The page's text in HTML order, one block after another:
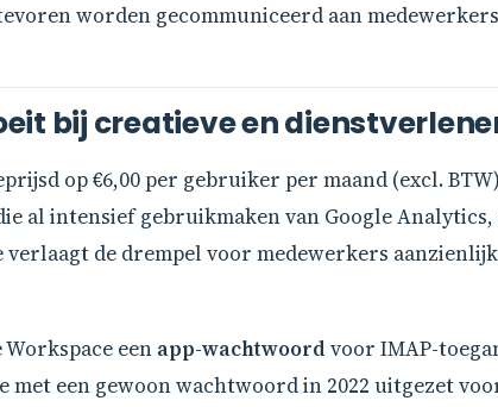
worden gecommuniceerd aan
bij creatieve en
op €6,00 per gebruiker per maand (excl.
al intensief gebruikmaken van Google Analytics,
de drempel voor medewerkers
een app-wachtwoord voor IMAP-
met een gewoon wachtwoord in 2022 uitgezet